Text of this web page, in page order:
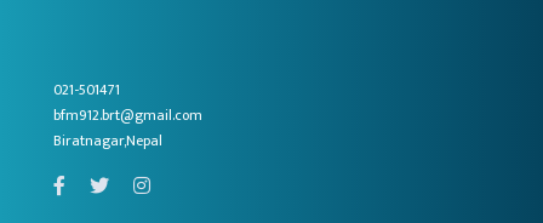
021-501471
bfm912.brt@gmail.com
Biratnagar,Nepal